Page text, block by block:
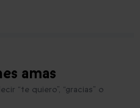
amas
“te quiero”, “gracias” o